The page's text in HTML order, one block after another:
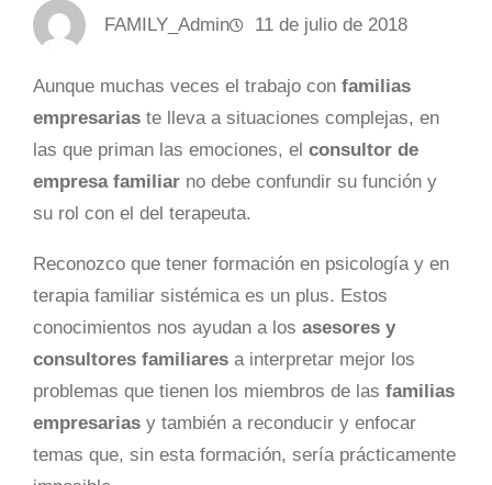
FAMILY_Admin 11 de julio de 2018
Aunque muchas veces el trabajo con familias
empresarias te lleva a situaciones complejas, en
las que priman las emociones, el consultor de
empresa familiar no debe confundir su función y
su rol con el del terapeuta.
Reconozco que tener formación en psicología y en
terapia familiar sistémica es un plus. Estos
conocimientos nos ayudan a los asesores y
consultores familiares a interpretar mejor los
problemas que tienen los miembros de las familias
empresarias y también a reconducir y enfocar
temas que, sin esta formación, sería prácticamente